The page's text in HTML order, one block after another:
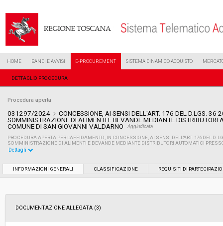
HOME BANDI E AVVISI E-PROCUREMENT SISTEMA DINAMICO ACQUISTO
DETTAGLIO PROCEDURA
Procedura aperta
031297/2024
CONCESSIONE, AI SENSI DELL'ART. 176 DEL D.LGS. 36
SOMMINISTRAZIONE DI ALIMENTI E BEVANDE MEDIANTE DISTRIBUTORI
COMUNE DI SAN GIOVANNI VALDARNO
Aggiudicata
PROCEDURA APERTA PER L'AFFIDAMENTO, IN CONCESSIONE, AI SENSI DELL'ART. 176 DEL
SOMMINISTRAZIONE DI ALIMENTI E BEVANDE MEDIANTE DISTRIBUTORI AUTOMATICI
Data pubblicazione:
Dettagli
INFORMAZIONI GENERALI CLASSIFICAZIONE REQUISITI DI
DOCUMENTAZIONE ALLEGATA (3)